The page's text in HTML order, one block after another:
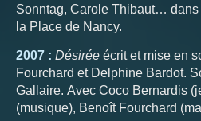
Sonntag, Carole Thibaut… dans
la Place de Nancy.
2007 : Désirée écrit et mise en
Fourchard et Delphine Bardot.
Gallaire. Avec Coco Bernardis
(musique), Benoît Fourchard